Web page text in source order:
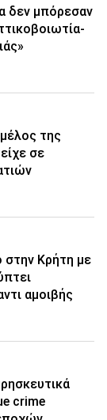
δεν μπόρεσαν
της
σε
στην Κρήτη με
αμοιβής
crime